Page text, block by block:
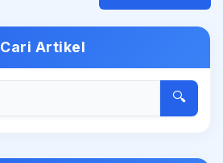
Cari Artikel
🔍